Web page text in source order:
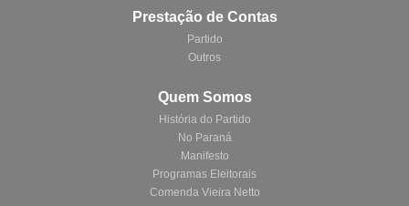
Prestação de Contas
Partido
Outros
Quem Somos
História do Partido
No Paraná
Manifesto
Programas Eleitorais
Comenda Vieira Netto